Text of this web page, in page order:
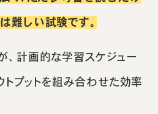
難しい試験です。
、計画的な学習スケジュー
トプットを組み合わせた効率